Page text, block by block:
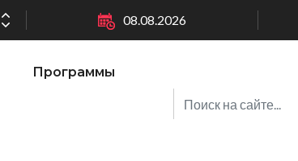
08.08.2026
Программы